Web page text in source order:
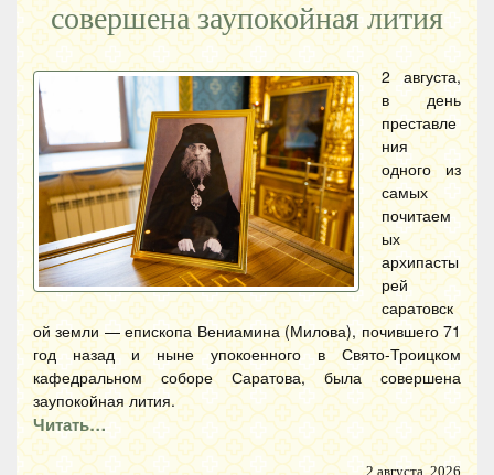
совершена заупокойная лития
2 августа,
в день
преставле
ния
одного из
самых
почитаем
ых
архипасты
рей
саратовск
ой земли — епископа Вениамина (Милова), почившего 71
год назад и ныне упокоенного в Свято-Троицком
кафедральном соборе Саратова, была совершена
заупокойная лития.
Читать…
2 августа, 2026